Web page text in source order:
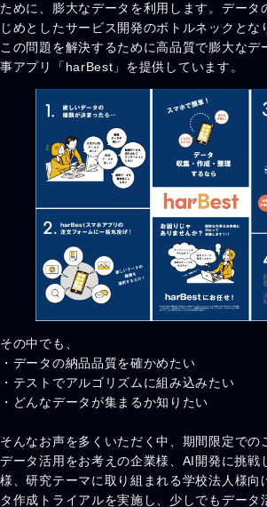
ために、膨大なデータを利用します。データ
じめとしたサービス開発のボトルネックとな
この問題を解決するために高品質で膨大なデ
事アプリ「harBest」を提供しています。
その中でも、
・データの納品品質を確かめたい
・テストでアルゴリズムに組み込みたい
・どんなデータが集まるか知りたい
そんなお声を多くいただく中、期間限定での
データ活用をお考えの企業様、AI開発に挑戦
様、研究テーマに取り組まれる学校法人様向
タ作成トライアルを実施し、少しでもデータ